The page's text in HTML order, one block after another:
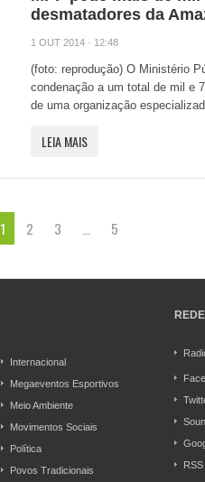
desmatadores da
1 OUT 2014 · 12:48
(foto: reprodução) O Ministério
condenação a um total de mil e
de uma organização
LEIA MAIS
1 2 3 5
Internacional
Megaeventos Esportivos
Meio Ambiente
Movimentos Sociais
Política
Povos Tradicionais
RSS